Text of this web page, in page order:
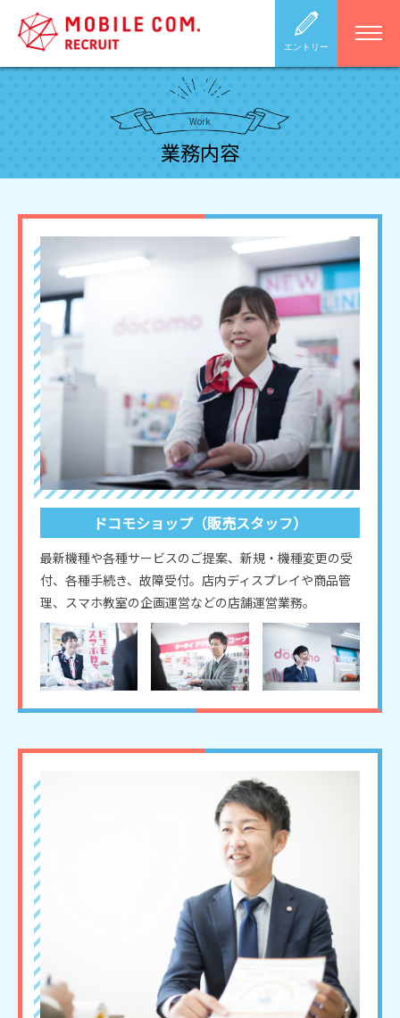
エントリー
Work
業務内容
ドコモショップ（販売スタッフ）
最新機種や各種サービスのご提案、新規・機種変更の受
付、各種手続き、故障受付。店内ディスプレイや商品管
理、スマホ教室の企画運営などの店舗運営業務。